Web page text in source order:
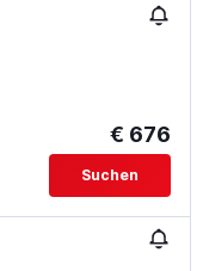
€ 676
Suchen